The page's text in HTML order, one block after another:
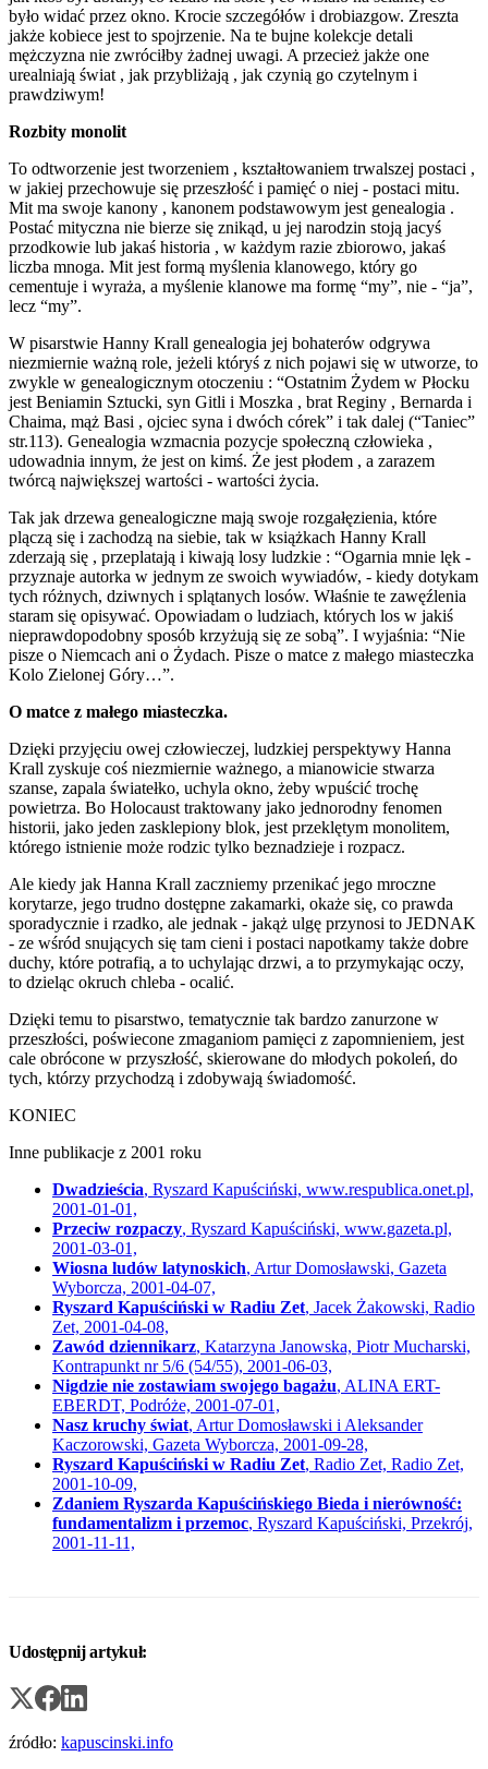
było widać przez okno. Krocie szczegółów i drobiazgow. Zreszta
jakże kobiece jest to spojrzenie. Na te bujne kolekcje detali
mężczyzna nie zwróciłby żadnej uwagi. A przecież jakże one
urealniają świat , jak przybliżają , jak czynią go czytelnym i
prawdziwym!
Rozbity monolit
To odtworzenie jest tworzeniem , kształtowaniem trwalszej postaci ,
w jakiej przechowuje się przeszłość i pamięć o niej - postaci mitu.
Mit ma swoje kanony , kanonem podstawowym jest genealogia .
Postać mityczna nie bierze się znikąd, u jej narodzin stoją jacyś
przodkowie lub jakaś historia , w każdym razie zbiorowo, jakaś
liczba mnoga. Mit jest formą myślenia klanowego, który go
cementuje i wyraża, a myślenie klanowe ma formę “my”, nie - “ja”,
lecz “my”.
W pisarstwie Hanny Krall genealogia jej bohaterów odgrywa
niezmiernie ważną role, jeżeli któryś z nich pojawi się w utworze, to
zwykle w genealogicznym otoczeniu : “Ostatnim Żydem w Płocku
jest Beniamin Sztucki, syn Gitli i Moszka , brat Reginy , Bernarda i
Chaima, mąż Basi , ojciec syna i dwóch córek” i tak dalej (“Taniec”
str.113). Genealogia wzmacnia pozycje społeczną człowieka ,
udowadnia innym, że jest on kimś. Że jest płodem , a zarazem
twórcą największej wartości - wartości życia.
Tak jak drzewa genealogiczne mają swoje rozgałęzienia, które
plączą się i zachodzą na siebie, tak w książkach Hanny Krall
zderzają się , przeplatają i kiwają losy ludzkie : “Ogarnia mnie lęk -
przyznaje autorka w jednym ze swoich wywiadów, - kiedy dotykam
tych różnych, dziwnych i splątanych losów. Właśnie te zawęźlenia
staram się opisywać. Opowiadam o ludziach, których los w jakiś
nieprawdopodobny sposób krzyżują się ze sobą”. I wyjaśnia: “Nie
pisze o Niemcach ani o Żydach. Pisze o matce z małego miasteczka
Kolo Zielonej Góry…”.
O matce z małego miasteczka.
Dzięki przyjęciu owej człowieczej, ludzkiej perspektywy Hanna
Krall zyskuje coś niezmiernie ważnego, a mianowicie stwarza
szanse, zapala światełko, uchyla okno, żeby wpuścić trochę
powietrza. Bo Holocaust traktowany jako jednorodny fenomen
historii, jako jeden zasklepiony blok, jest przeklętym monolitem,
którego istnienie może rodzic tylko beznadzieje i rozpacz.
Ale kiedy jak Hanna Krall zaczniemy przenikać jego mroczne
korytarze, jego trudno dostępne zakamarki, okaże się, co prawda
sporadycznie i rzadko, ale jednak - jakąż ulgę przynosi to JEDNAK
- ze wśród snujących się tam cieni i postaci napotkamy także dobre
duchy, które potrafią, a to uchylając drzwi, a to przymykając oczy,
to dzieląc okruch chleba - ocalić.
Dzięki temu to pisarstwo, tematycznie tak bardzo zanurzone w
przeszłości, poświecone zmaganiom pamięci z zapomnieniem, jest
cale obrócone w przyszłość, skierowane do młodych pokoleń, do
tych, którzy przychodzą i zdobywają świadomość.
KONIEC
Inne publikacje z 2001 roku
Dwadzieścia, Ryszard Kapuściński, www.respublica.onet.pl,
2001-01-01,
Przeciw rozpaczy, Ryszard Kapuściński, www.gazeta.pl,
2001-03-01,
Wiosna ludów latynoskich, Artur Domosławski, Gazeta
Wyborcza, 2001-04-07,
Ryszard Kapuściński w Radiu Zet, Jacek Żakowski, Radio
Zet, 2001-04-08,
Zawód dziennikarz, Katarzyna Janowska, Piotr Mucharski,
Kontrapunkt nr 5/6 (54/55), 2001-06-03,
Nigdzie nie zostawiam swojego bagażu, ALINA ERT-
EBERDT, Podróże, 2001-07-01,
Nasz kruchy świat, Artur Domosławski i Aleksander
Kaczorowski, Gazeta Wyborcza, 2001-09-28,
Ryszard Kapuściński w Radiu Zet, Radio Zet, Radio Zet,
2001-10-09,
Zdaniem Ryszarda Kapuścińskiego Bieda i nierówność:
fundamentalizm i przemoc, Ryszard Kapuściński, Przekrój,
2001-11-11,
Udostępnij artykuł:
źródło: kapuscinski.info